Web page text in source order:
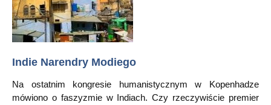
Indie Narendry Modiego
Na ostatnim kongresie humanistycznym w Kopenhadze
mówiono o faszyzmie w Indiach. Czy rzeczywiście premier